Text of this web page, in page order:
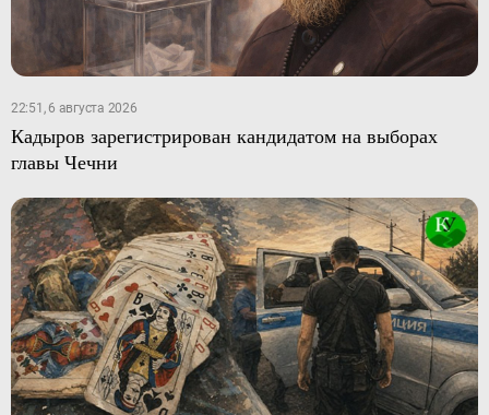
22:51, 6 августа 2026
Кадыров зарегистрирован кандидатом на выборах
главы Чечни